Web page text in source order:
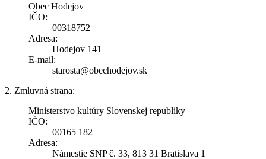
Obec Hodejov
IČO:
00318752
Adresa:
Hodejov 141
E-mail:
starosta@obechodejov.sk
2. Zmluvná strana:
Ministerstvo kultúry Slovenskej republiky
IČO:
00165 182
Adresa:
Námestie SNP č. 33, 813 31 Bratislava 1